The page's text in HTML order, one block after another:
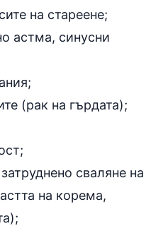
на стареене;
астма, синусни
(рак на гърдата);
сваляне на
на корема,